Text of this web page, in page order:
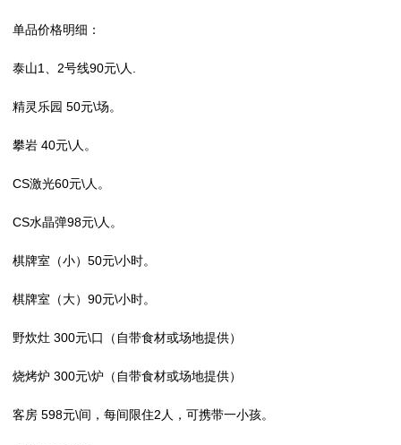
单品价格明细：
泰山1、2号线90元\人.
精灵乐园 50元\场。
攀岩 40元\人。
CS激光60元\人。
CS水晶弹98元\人。
棋牌室（小）50元\小时。
棋牌室（大）90元\小时。
野炊灶 300元\口（自带食材或场地提供）
烧烤炉 300元\炉（自带食材或场地提供）
客房 598元\间，每间限住2人，可携带一小孩。